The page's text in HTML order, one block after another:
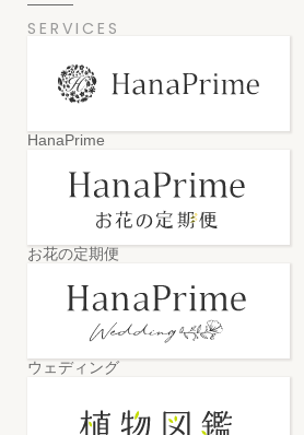
SERVICES
HanaPrime
お花の定期便
ウェディング